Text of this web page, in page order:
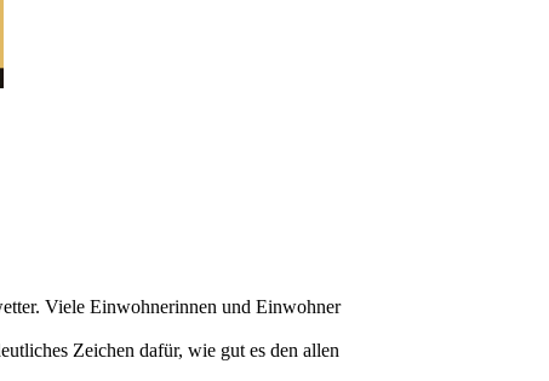
Viele Einwohnerinnen und Einwohner
Zeichen dafür, wie gut es den allen